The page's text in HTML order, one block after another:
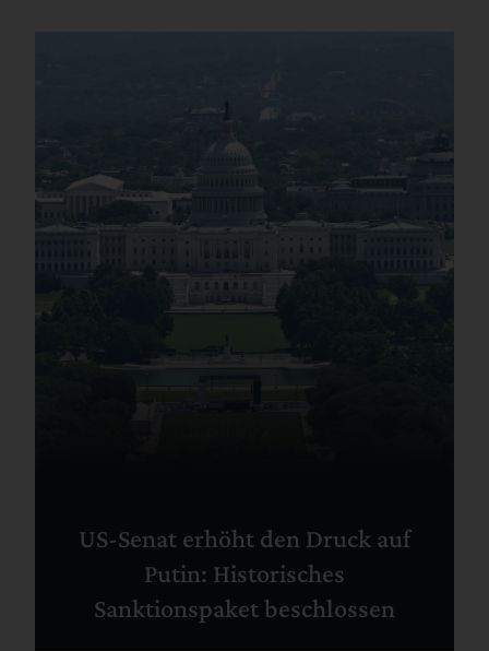
US-Senat erhöht den Druck auf
Putin: Historisches
Sanktionspaket beschlossen